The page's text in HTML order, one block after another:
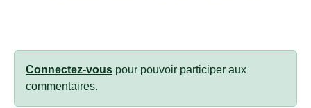
Connectez-vous pour pouvoir participer aux
commentaires.